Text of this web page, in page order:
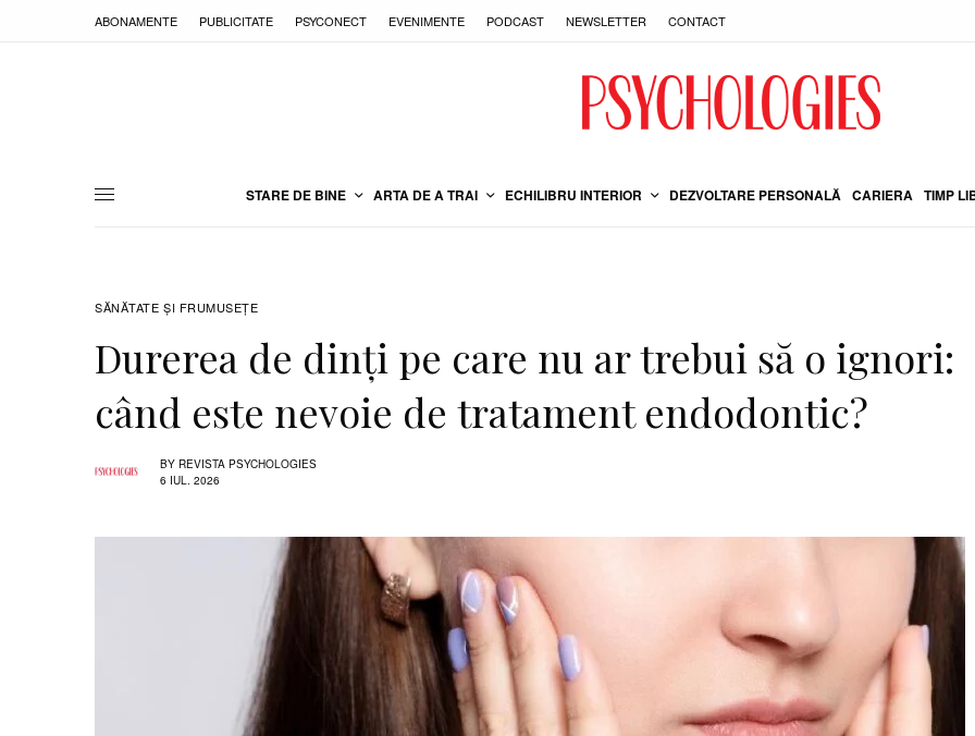
ABONAMENTE PUBLICITATE PSYCONECT EVENIMENTE PODCAST NEWSLETTER CONTACT
STARE DE BINE ARTA DE A TRAI ECHILIBRU INTERIOR DEZVOLTARE PERSONALĂ CARIERA TIMP
SĂNĂTATE ŞI FRUMUSEȚE
Durerea de dinți pe care nu ar trebui să o ignori:
când este nevoie de tratament endodontic?
BY REVISTA PSYCHOLOGIES
6 IUL. 2026